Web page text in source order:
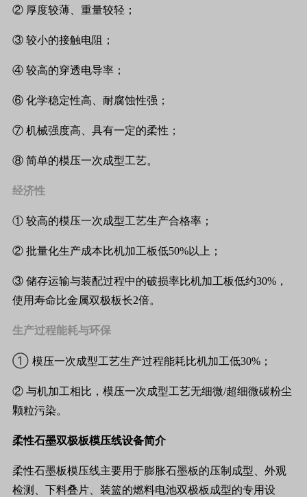
② 厚度较薄、重量较轻；
③ 较小的接触电阻；
④ 较高的穿透电导率；
⑥ 化学稳定性高、耐腐蚀性强；
⑦ 机械强度高、具有一定的柔性；
⑧ 简单的模压一次成型工艺。
经济性
① 较高的模压一次成型工艺生产合格率；
② 批量化生产成本比机加工板低50%以上；
③ 储存运输与装配过程中的破损率比机加工板低约30%，
使用寿命比金属双极板长2倍。
生产过程能耗与环保
① 模压一次成型工艺生产过程能耗比机加工低30%；
② 与机加工相比，模压一次成型工艺无细微/超细微碳粉尘
颗粒污染。
柔性石墨双极板模压线设备简介
柔性石墨板模压线主要用于膨胀石墨板的压制成型、外观
检测、下料叠片、装篮的燃料电池双极板成型的专用设